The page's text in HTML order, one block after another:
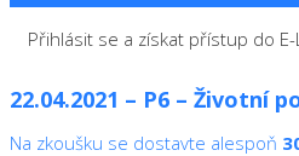
Přihlásit se a získat přístup do
22.04.2021 – P6 – Životní
Na zkoušku se dostavte alespoň